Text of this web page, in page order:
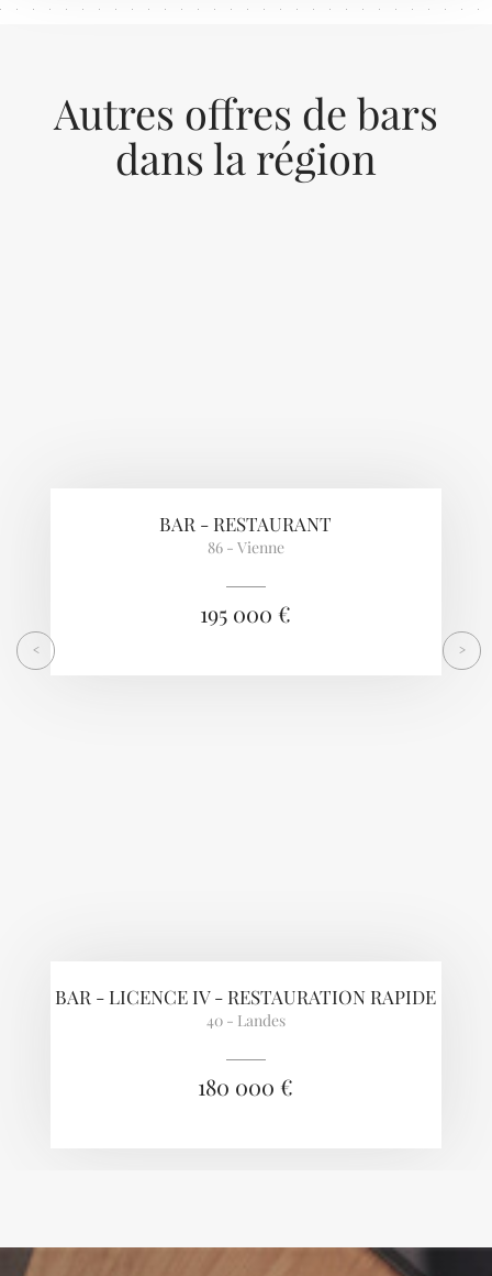
Autres offres de bars
dans la région
BAR - RESTAURANT
86 - Vienne
195 000 €
BAR - LICENCE IV - RESTAURATION RAPIDE
40 - Landes
180 000 €
< >